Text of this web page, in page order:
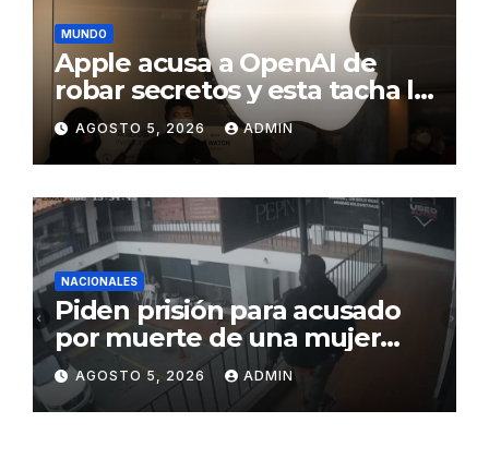
MUNDO
Apple acusa a OpenAI de
robar secretos y esta tacha la
demanda de «agresiva y
personal»
AGOSTO 5, 2026 ADMIN
NACIONALES
Piden prisión para acusado
por muerte de una mujer
durante intento de robo en
plaza comercial en Piantini
AGOSTO 5, 2026 ADMIN